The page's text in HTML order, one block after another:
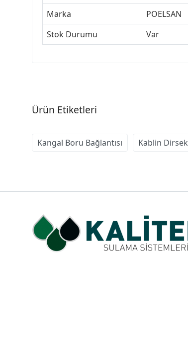
Marka
POELSAN
Stok Durumu
Var
Ürün Etiketleri
Kangal Boru Bağlantısı Kablin Dirsek